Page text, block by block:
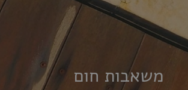
משאבות חום